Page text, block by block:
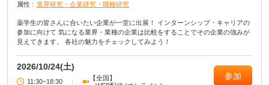
属性 : 業界研究・企業研究・職種研究
薬学生の皆さんに合いたい企業が一堂に出展！ インターンシップ・キャリアの
参加に向けて 気になる業界・業種の企業は比較をすることでその企業の強みが
見えてきます。 各社の魅力をチェックしてみよう！
2026/10/24(土)
11:30~18:30 |
【全国】
参加